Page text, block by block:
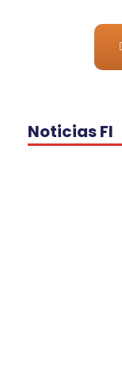
Noticias FI